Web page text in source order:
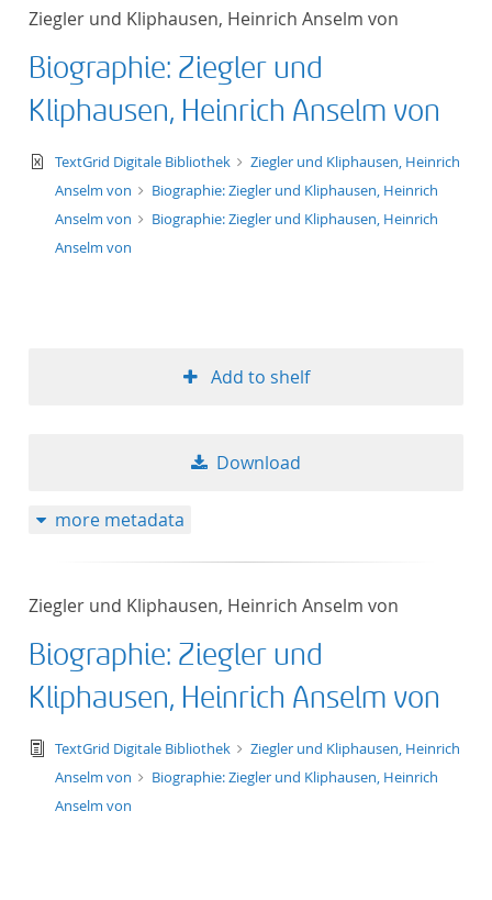
Ziegler und Kliphausen, Heinrich Anselm von
Biographie: Ziegler und
Kliphausen, Heinrich Anselm von
text/xml
TextGrid Digitale Bibliothek
Ziegler und Kliphausen, Heinrich
Anselm von
Biographie: Ziegler und Kliphausen, Heinrich
Anselm von
Biographie: Ziegler und Kliphausen, Heinrich
Anselm von
Add to shelf
Download
more metadata
Ziegler und Kliphausen, Heinrich Anselm von
Biographie: Ziegler und
Kliphausen, Heinrich Anselm von
text/tg.edition+tg.aggregation+xml
TextGrid Digitale Bibliothek
Ziegler und Kliphausen, Heinrich
Anselm von
Biographie: Ziegler und Kliphausen, Heinrich
Anselm von